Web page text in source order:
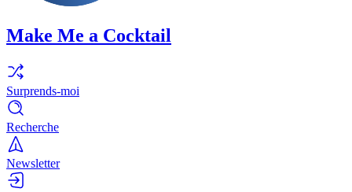
Make Me a Cocktail
Surprends-moi
Recherche
Newsletter